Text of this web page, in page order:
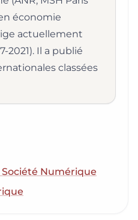
en économie
actuellement
2021). Il a publié
classées
Société Numérique